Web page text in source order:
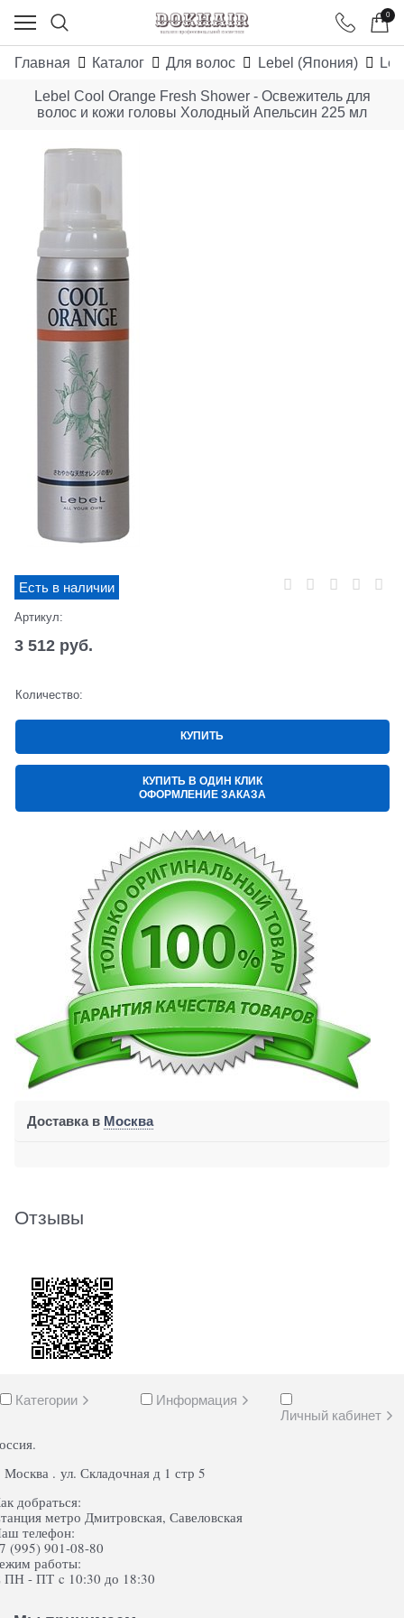
0
Главная Каталог Для волос Lebel (Япония)
Lebel Cool Orange Fresh Shower - Освежитель для
волос и кожи головы Холодный Апельсин 225 мл
Есть в наличии
Артикул:
3 512 руб.
Количество:
КУПИТЬ
КУПИТЬ В ОДИН КЛИК
ОФОРМЛЕНИЕ ЗАКАЗА
Доставка в Москва
Отзывы
Категории
Информация
Личный кабинет
Москва . ул. Складочная д 1 стр 5
добраться:
метро Дмитровская, Савеловская
телефон:
(995) 901-08-80
работы:
ПН - ПТ c 10:30 до 18:30